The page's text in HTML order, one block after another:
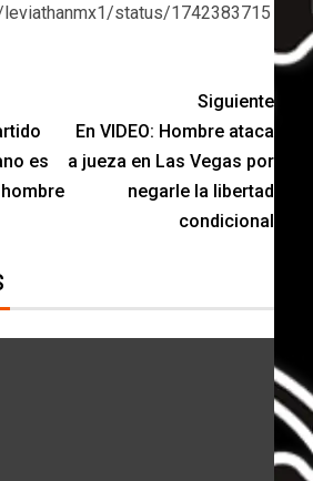
status/1742383715
es
Siguiente
En VIDEO: Hombre ataca
a jueza en Las Vegas por
negarle la libertad
condicional